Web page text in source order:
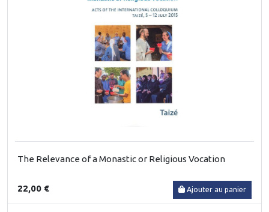
The Relevance of a Monastic or Religious Vocation
22,00 € Ajouter au panier